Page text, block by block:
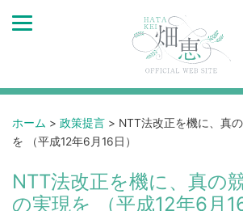
ホーム > 政策提言 > NTT法改正を機に、真
を （平成12年6月16日）
NTT法改正を機に、真の
の実現を （平成12年6月16